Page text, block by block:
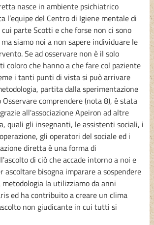
nasce in ambiente psichiatrico
l’equipe del Centro di Igiene mentale di
cui parte Scotti e che forse non ci sono
siamo noi a non sapere individuare le
Se ad osservare non è il solo
coloro che hanno a che fare col paziente
i tanti punti di vista si può arrivare
partita dalla sperimentazione
comprendere (nota 8), è stata
all'associazione Apeiron ad altre
quali gli insegnanti, le assistenti sociali, i
gli operatori del sociale ed i
diretta è una forma di
di ciò che accade intorno a noi e
ascoltare bisogna imparare a sospendere
la utilizziamo da anni
ed ha contribuito a creare un clima
non giudicante in cui tutti si